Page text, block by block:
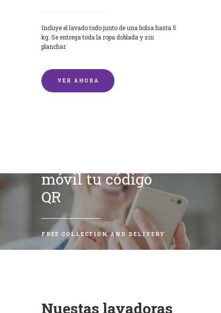
Incluye el lavado todo junto de una bolsa hasta 5
kg. Se entrega toda la ropa doblada y sin
planchar.
VER AHORA
móvil tu código
QR
FREE COLLECTION AND DELIVERY
Nuestas lavadoras